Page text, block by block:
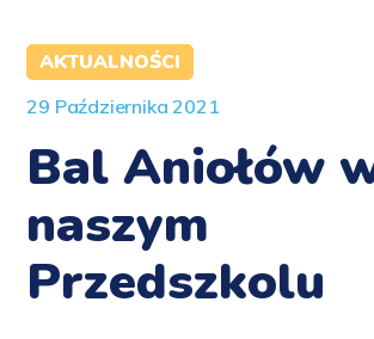
AKTUALNOŚCI
29 Października 2021
Bal Aniołów
naszym
Przedszkolu